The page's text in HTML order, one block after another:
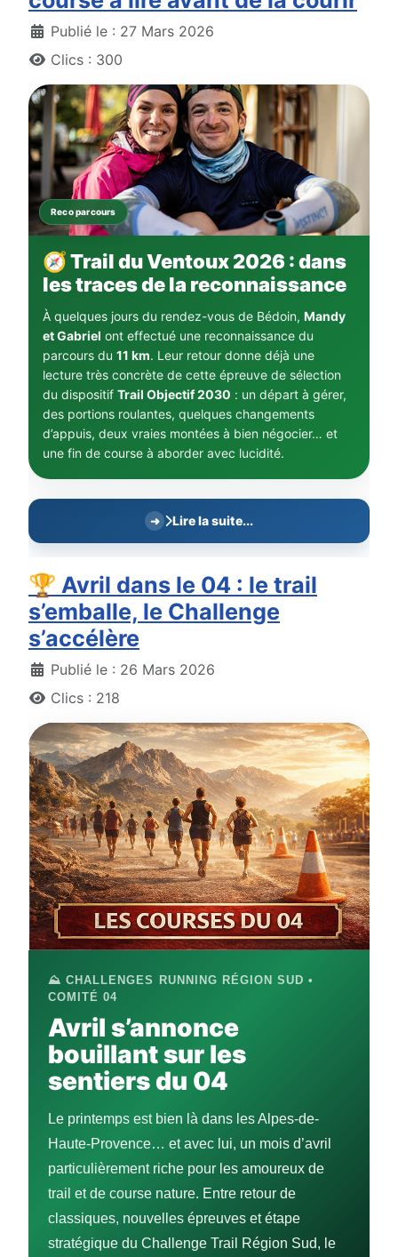
DétailsPublié le : 27 Mars 2026
Clics : 300
Reco parcours
🧭 Trail du Ventoux 2026 : dans
les traces de la reconnaissance
À quelques jours du rendez-vous de Bédoin, Mandy
et Gabriel ont effectué une reconnaissance du
parcours du 11 km. Leur retour donne déjà une
lecture très concrète de cette épreuve de sélection
du dispositif Trail Objectif 2030 : un départ à gérer,
des portions roulantes, quelques changements
d’appuis, deux vraies montées à bien négocier… et
une fin de course à aborder avec lucidité.
Lire la suite...
🏆 Avril dans le 04 : le trail
s’emballe, le Challenge
s’accélère
DétailsPublié le : 26 Mars 2026
Clics : 218
⛰️ CHALLENGES RUNNING RÉGION SUD •
COMITÉ 04
Avril s’annonce
bouillant sur les
sentiers du 04
Le printemps est bien là dans les Alpes-de-
Haute-Provence… et avec lui, un mois d’avril
particulièrement riche pour les amoureux de
trail et de course nature. Entre retour de
classiques, nouvelles épreuves et étape
stratégique du Challenge Trail Région Sud, le